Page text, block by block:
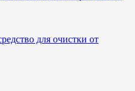
для очистки от